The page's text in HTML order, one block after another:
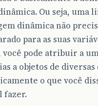
Ou seja, uma
dinâmica não
para as suas
pode atribuir a
a objetos de diversas
o que você
fazer.